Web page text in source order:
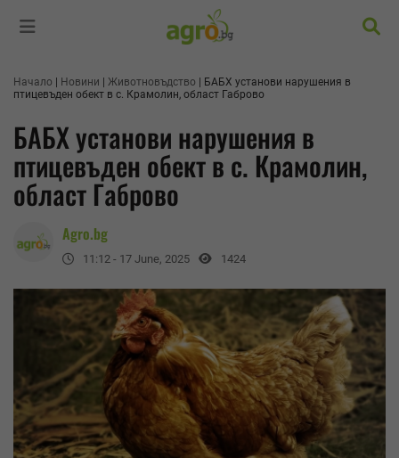
Начало Новини Животновъдство
БАБХ установи нарушения в
птицевъден обект в с. Крамолин, област Габрово
БАБХ установи нарушения в
птицевъден обект в с. Крамолин,
област Габрово
Agro.bg
11:12 - 17 June, 2025 1424